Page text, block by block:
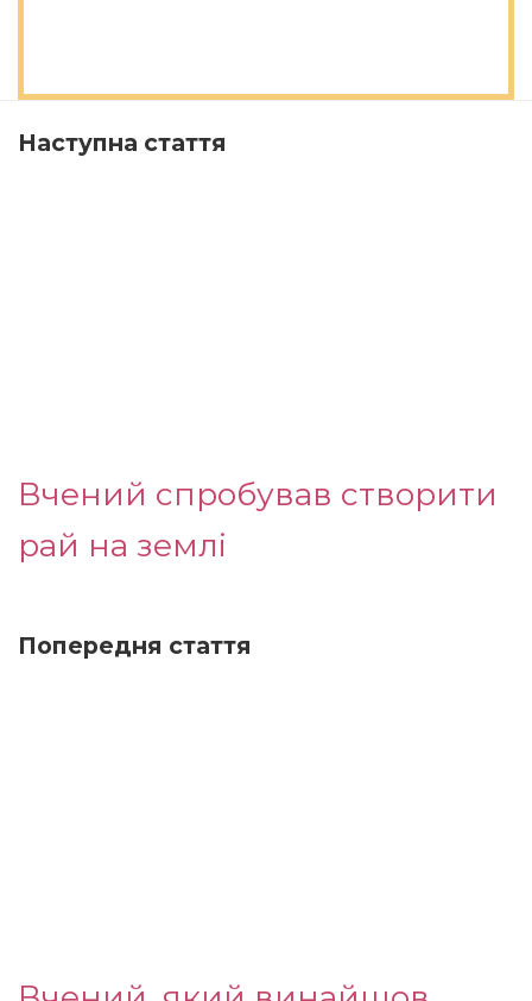
Наступна стаття
Вчений спробував створити
рай на землі
Попередня стаття